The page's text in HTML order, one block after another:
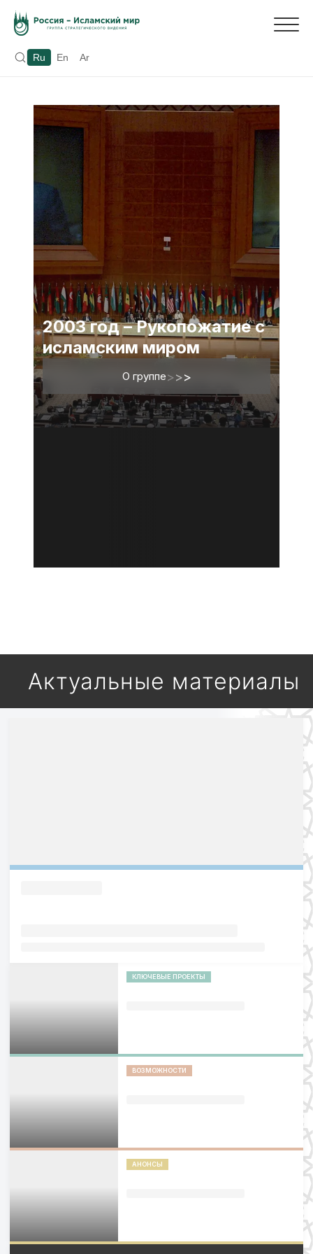
Ru En Ar
2003 год – Рукопожатие с
исламским миром
О группе>>>
Актуальные материалы
КЛЮЧЕВЫЕ ПРОЕКТЫ
ВОЗМОЖНОСТИ
АНОНСЫ